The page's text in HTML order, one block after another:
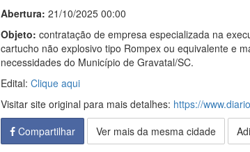
Abertura: 21/10/2025 00:00
Objeto: contratação de empresa especializada na
cartucho não explosivo tipo Rompex ou equivalente e
necessidades do Município de Gravatal/SC.
Edital: Clique aqui
Visitar site original para mais detalhes: https://
Compartilhar
Ver mais da mesma cidade